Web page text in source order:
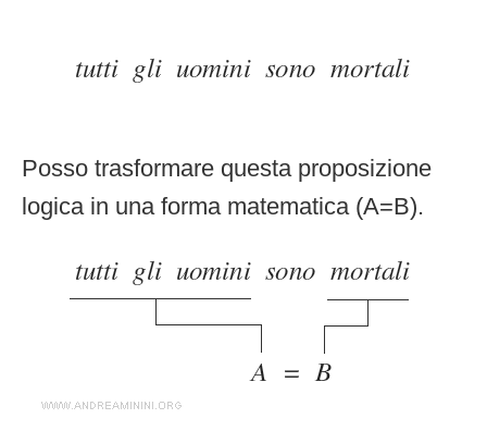
Posso trasformare questa proposizione
logica in una forma matematica (A=B).